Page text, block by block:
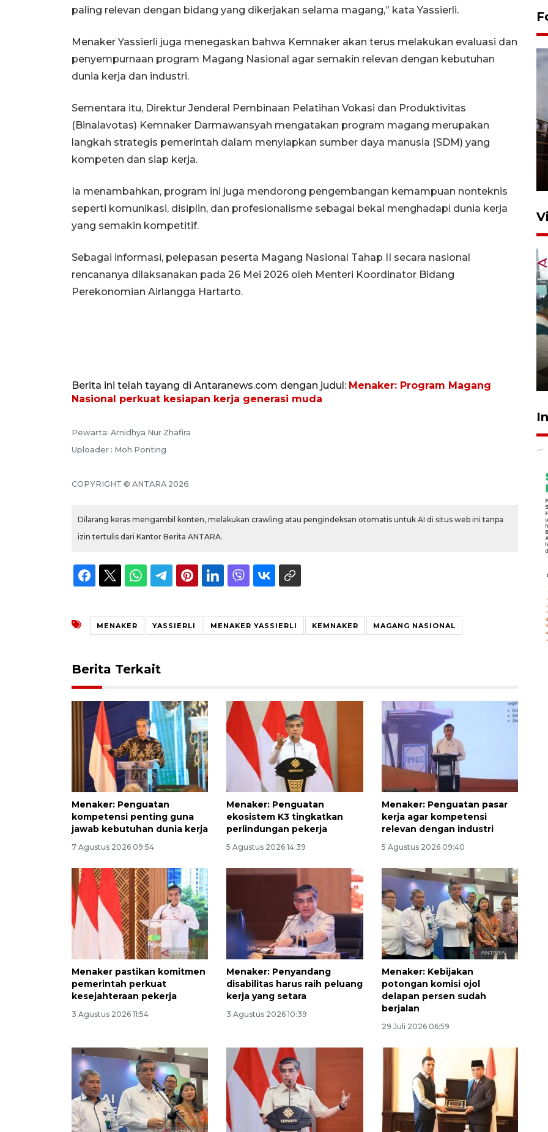
paling relevan dengan bidang yang dikerjakan selama magang,” kata Yassierli.
Menaker Yassierli juga menegaskan bahwa Kemnaker akan terus melakukan evaluasi dan
penyempurnaan program Magang Nasional agar semakin relevan dengan kebutuhan
dunia kerja dan industri.
Sementara itu, Direktur Jenderal Pembinaan Pelatihan Vokasi dan Produktivitas
(Binalavotas) Kemnaker Darmawansyah mengatakan program magang merupakan
langkah strategis pemerintah dalam menyiapkan sumber daya manusia (SDM) yang
kompeten dan siap kerja.
Ia menambahkan, program ini juga mendorong pengembangan kemampuan nonteknis
seperti komunikasi, disiplin, dan profesionalisme sebagai bekal menghadapi dunia kerja
yang semakin kompetitif.
Sebagai informasi, pelepasan peserta Magang Nasional Tahap II secara nasional
rencananya dilaksanakan pada 26 Mei 2026 oleh Menteri Koordinator Bidang
Perekonomian Airlangga Hartarto.
Berita ini telah tayang di Antaranews.com dengan judul: Menaker: Program Magang
Nasional perkuat kesiapan kerja generasi muda
Pewarta: Arnidhya Nur Zhafira
Uploader : Moh Ponting
COPYRIGHT © ANTARA 2026
Dilarang keras mengambil konten, melakukan crawling atau pengindeksan otomatis untuk AI di situs web ini tanpa
izin tertulis dari Kantor Berita ANTARA.
MENAKER YASSIERLI MENAKER YASSIERLI KEMNAKER MAGANG NASIONAL
Berita Terkait
Menaker: Penguatan
kompetensi penting guna
jawab kebutuhan dunia kerja
7 Agustus 2026 09:54
Menaker: Penguatan
ekosistem K3 tingkatkan
perlindungan pekerja
5 Agustus 2026 14:39
Menaker: Penguatan pasar
kerja agar kompetensi
relevan dengan industri
5 Agustus 2026 09:40
Menaker pastikan komitmen
pemerintah perkuat
kesejahteraan pekerja
3 Agustus 2026 11:54
Menaker: Penyandang
disabilitas harus raih peluang
kerja yang setara
3 Agustus 2026 10:39
Menaker: Kebijakan
potongan komisi ojol
delapan persen sudah
berjalan
29 Juli 2026 06:59
Unjuk rasa protes penataan
Awas penipuan berbasis AI
2026-08-07 13:45:00